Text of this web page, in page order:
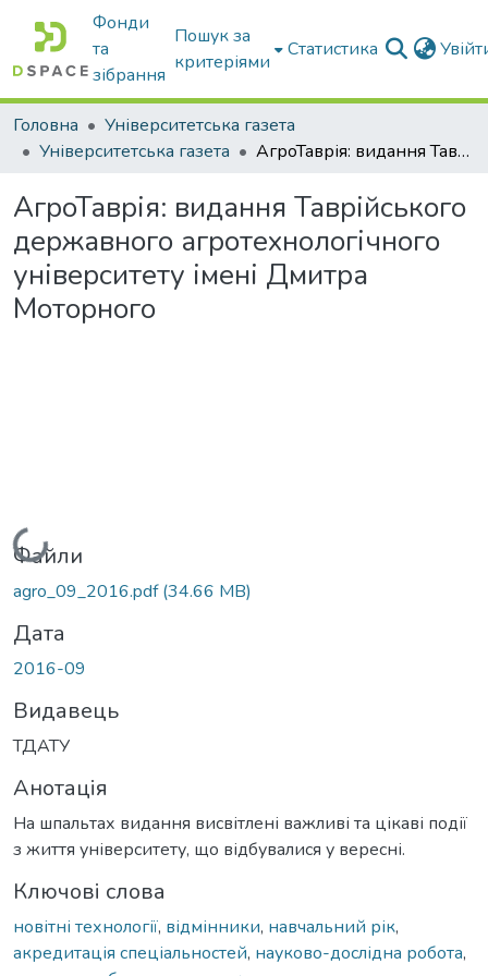
Фонди
та
зібрання
Пошук за
критеріями
Статистика
Головна
Університетська газета
Університетська газета
АгроТаврія: видання Таврійського державного агротехнологічного університету імені Дмитра Моторного
АгроТаврія: видання Таврійського
державного агротехнологічного
університету імені Дмитра
Моторного
Вантажиться...
Файли
agro_09_2016.pdf(34.66 MB)
Дата
2016-09
Видавець
ТДАТУ
Анотація
На шпальтах видання висвітлені важливі та цікаві події
з життя університету, що відбувалися у вересні.
Ключові слова
новітні технології, відмінники, навчальний рік,
акредитація спеціальностей, науково-дослідна робота,